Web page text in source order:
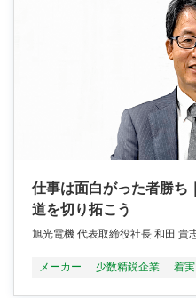
仕事は面白がった者勝ち
道を切り拓こう
旭光電機 代表取締役社長 和田 貴
メーカー 少数精鋭企業 着